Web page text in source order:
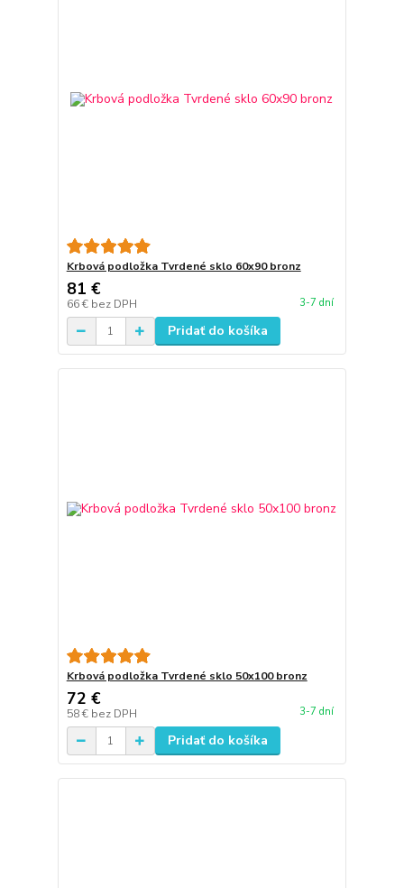
Krbová podložka Tvrdené sklo 60x90 bronz
81 €
66 € bez DPH 3-7 dní
Pridať do košíka
Krbová podložka Tvrdené sklo 50x100 bronz
72 €
58 € bez DPH 3-7 dní
Pridať do košíka